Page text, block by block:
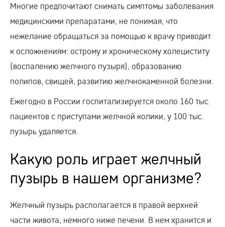
Многие предпочитают снимать симптомы заболевания
медицинскими препаратами, не понимая, что
нежелание обращаться за помощью к врачу приводит
к осложнениям: острому и хроническому холециститу
(воспалению желчного пузыря), образованию
полипов, свищей, развитию желчнокаменной болезни.
Ежегодно в России госпитализируется около 160 тыс.
пациентов с приступами желчной колики, у 100 тыс.
пузырь удаляется.
Какую роль играет желчный
пузырь в нашем организме?
Желчный пузырь располагается в правой верхней
части живота, немного ниже печени. В нем хранится и